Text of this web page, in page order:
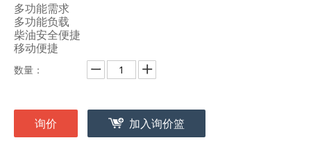
多功能需求
多功能负载
柴油安全便捷
移动便捷
数量：
询价 加入询价篮